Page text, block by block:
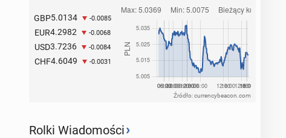
GBP5.0134 -0.0085
EUR4.2982 -0.0068
USD3.7236 -0.0084
CHF4.6049 -0.0031
Źródło: currencybeacon.com
Rolki Wiadomości›